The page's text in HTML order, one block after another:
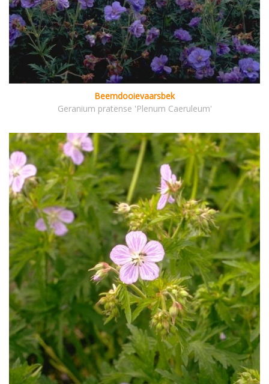
Beemdooievaarsbek
Geranium pratense 'Plenum Caeruleum'